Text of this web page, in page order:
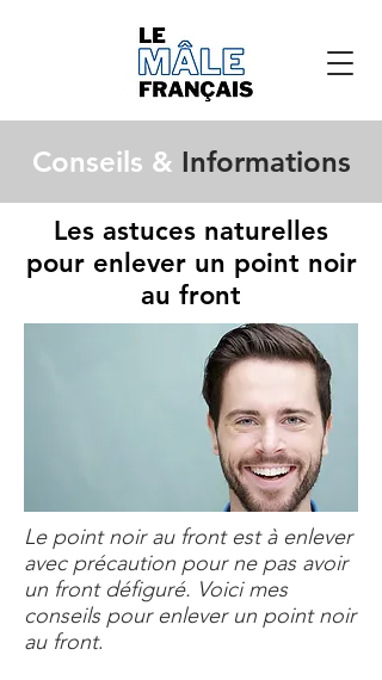
Conseils & Informations
Les astuces naturelles
pour enlever un point noir
au front
Le point noir au front est à enlever
avec précaution pour ne pas avoir
un front défiguré. Voici mes
conseils pour enlever un point noir
au front.